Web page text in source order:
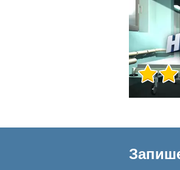
Игра